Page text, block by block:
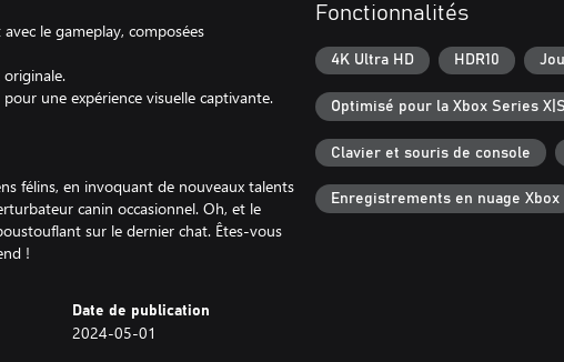
le gameplay, composées
une expérience visuelle captivante.
félins, en invoquant de nouveaux talents
canin occasionnel. Oh, et le
sur le dernier chat. Êtes-vous
!
Date de publication
2024-05-01
Fonctionnalités
4K Ultra HD HDR10
Optimisé pour la Xbox Series X|S
Clavier et souris de console
Enregistrements en nuage Xbox